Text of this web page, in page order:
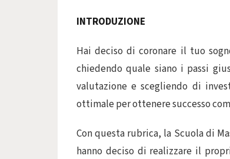
INTRODUZIONE
Hai deciso di coronare il tuo
chiedendo quale siano i passi
valutazione e scegliendo di
ottimale per ottenere successo
Con questa rubrica, la Scuola di
hanno deciso di realizzare il